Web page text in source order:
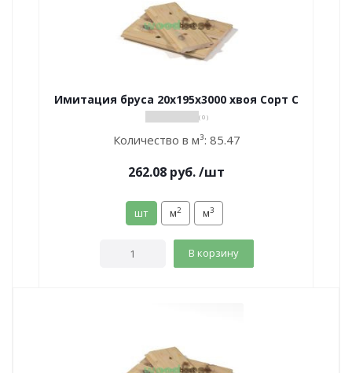
Имитация бруса 20х195х3000 хвоя Сорт С
( 0 )
Количество в м³: 85.47
262.08 руб./шт
шт м2 м3
В корзину